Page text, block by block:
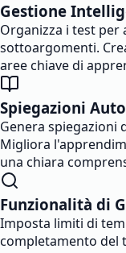
Gestione
Organizza i test
sottoargomenti.
aree chiave di
Spiegazioni
Genera spiegazioni
Migliora
una chiara
Funzionalità di
Imposta limiti di
completamento del